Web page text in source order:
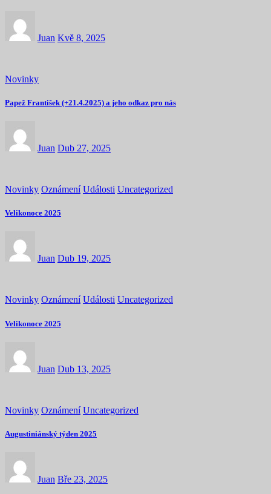
Juan Kvě 8, 2025
Novinky
Papež František (+21.4.2025) a jeho odkaz pro nás
Juan Dub 27, 2025
Novinky Oznámení Události Uncategorized
Velikonoce 2025
Juan Dub 19, 2025
Novinky Oznámení Události Uncategorized
Velikonoce 2025
Juan Dub 13, 2025
Novinky Oznámení Uncategorized
Augustiniánský týden 2025
Juan Bře 23, 2025